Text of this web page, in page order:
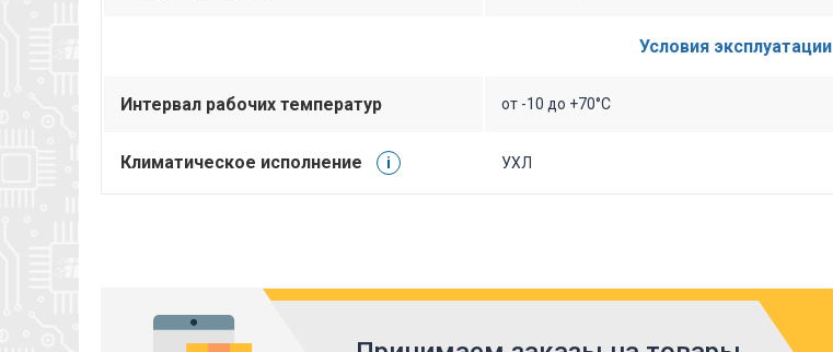
Условия эксплуатации
Интервал рабочих температур от -10 до +70°C
Климатическое исполнение i УХЛ